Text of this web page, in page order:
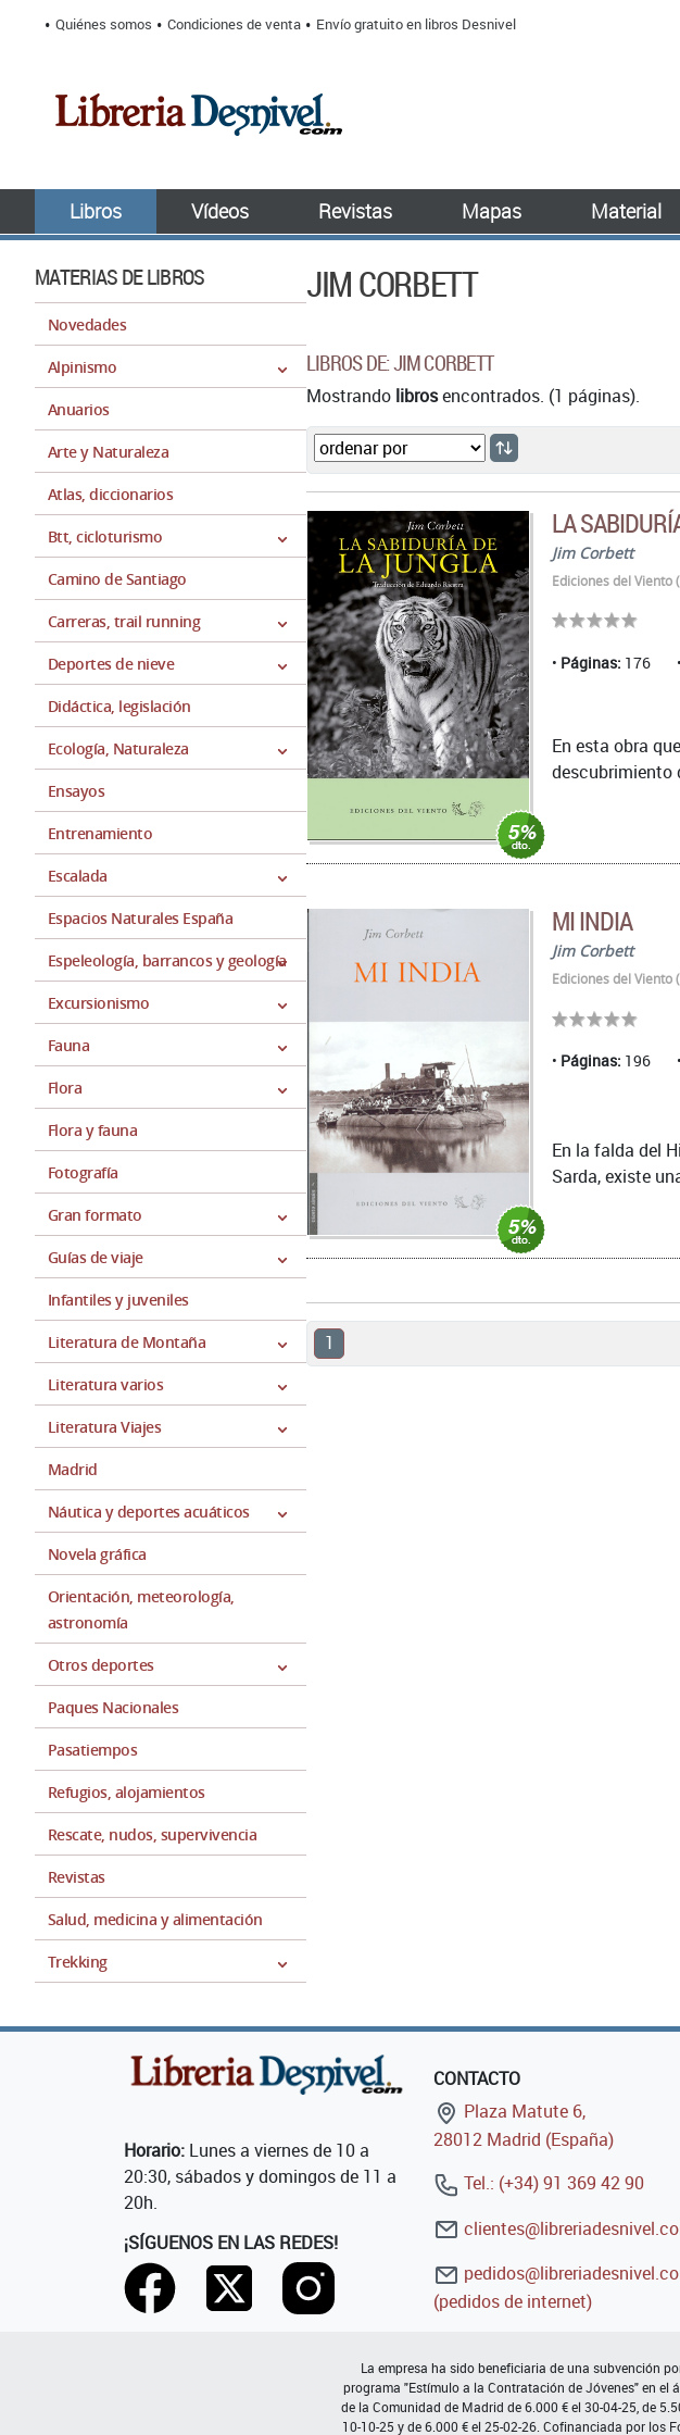
Quiénes somos Condiciones de venta Envío gratuito en libros Desnivel
Libros Vídeos Revistas Mapas Material
MATERIAS DE LIBROS
Novedades
Alpinismo
Anuarios
Arte y Naturaleza
Atlas, diccionarios
Btt, cicloturismo
Camino de Santiago
Carreras, trail running
Deportes de nieve
Didáctica, legislación
Ecología, Naturaleza
Ensayos
Entrenamiento
Escalada
Espacios Naturales España
Espeleología, barrancos y geología
Excursionismo
Fauna
Flora
Flora y fauna
Fotografía
Gran formato
Guías de viaje
Infantiles y juveniles
Literatura de Montaña
Literatura varios
Literatura Viajes
Madrid
Náutica y deportes acuáticos
Novela gráfica
Orientación, meteorología,
astronomía
Otros deportes
Paques Nacionales
Pasatiempos
Refugios, alojamientos
Rescate, nudos, supervivencia
Revistas
Salud, medicina y alimentación
Trekking
JIM CORBETT
LIBROS DE: JIM CORBETT
Mostrando librosencontrados. (1 páginas).
LA
Jim Corbett
Ediciones del Viento
Páginas: 176
En esta obra
descubrimiento
MI INDIA
Jim Corbett
Ediciones del Viento
Páginas: 196
En la falda del
Sarda, existe
1
Horario: Lunes a viernes de 10 a
20:30, sábados y domingos de 11 a
20h.
¡SÍGUENOS EN LAS REDES!
CONTACTO
Plaza Matute 6,
28012 Madrid (España)
Tel.: (+34) 91 369 42 90
(pedidos de internet)
La empresa ha sido beneficiaria de una subvención
programa "Estímulo a la Contratación de Jóvenes" en el
de la Comunidad de Madrid de 6.000 € el 30-04-25, de
10-10-25 y de 6.000 € el 25-02-26. Cofinanciada por los